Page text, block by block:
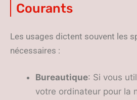
Courants
Les usages dictent souvent les
nécessaires :
Bureautique: Si vous
votre ordinateur pour la